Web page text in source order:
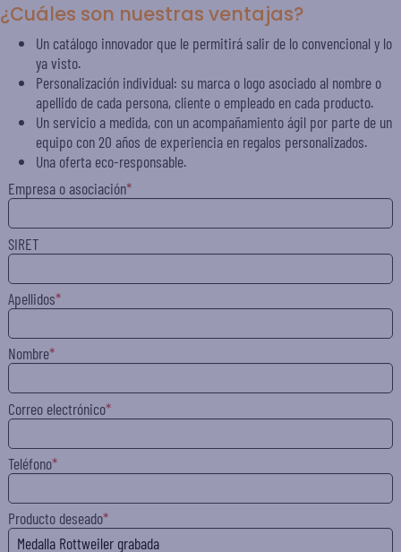
¿Cuáles son nuestras ventajas?
Un catálogo innovador que le permitirá salir de lo convencional y lo
ya visto.
Personalización individual: su marca o logo asociado al nombre o
apellido de cada persona, cliente o empleado en cada producto.
Un servicio a medida, con un acompañamiento ágil por parte de un
equipo con 20 años de experiencia en regalos personalizados.
Una oferta eco-responsable.
Empresa o asociación
SIRET
Apellidos
Nombre
Correo electrónico
Teléfono
Producto deseado